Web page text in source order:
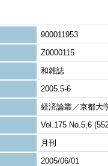
900011953
Z0000115
和雑誌
2005.5-6
経済論叢／京都大
Vol.175 No.5,6
月刊
2005/06/01